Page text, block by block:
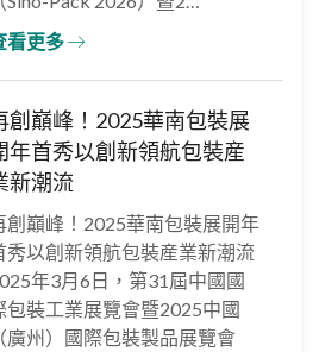
看更多
創巔峰！2025華南包裝展
年首秀以創新領航包裝産
新潮流
創巔峰！2025華南包裝展開年
秀以創新領航包裝産業新潮流
年3月6日，第31屆中國國
包裝工業展覽會暨2025中國
（廣州）國際包裝製品展覽會